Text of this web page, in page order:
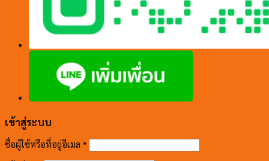
เข้าสู่ระบบ
ชื่อผู้ใช้หรือที่อยู่อีเมล *